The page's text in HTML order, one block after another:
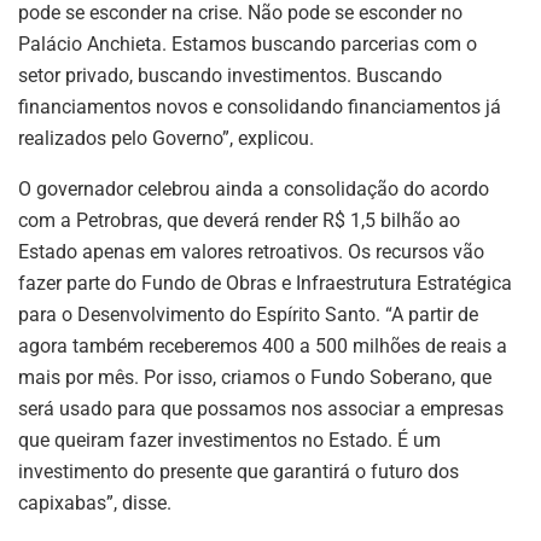
pode se esconder na crise. Não pode se esconder no
Palácio Anchieta. Estamos buscando parcerias com o
setor privado, buscando investimentos. Buscando
financiamentos novos e consolidando financiamentos já
realizados pelo Governo”, explicou.
O governador celebrou ainda a consolidação do acordo
com a Petrobras, que deverá render R$ 1,5 bilhão ao
Estado apenas em valores retroativos. Os recursos vão
fazer parte do Fundo de Obras e Infraestrutura Estratégica
para o Desenvolvimento do Espírito Santo. “A partir de
agora também receberemos 400 a 500 milhões de reais a
mais por mês. Por isso, criamos o Fundo Soberano, que
será usado para que possamos nos associar a empresas
que queiram fazer investimentos no Estado. É um
investimento do presente que garantirá o futuro dos
capixabas”, disse.